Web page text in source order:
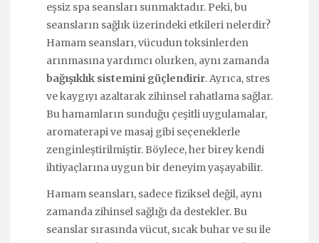
eşsiz spa seansları sunmaktadır. Peki, bu
seansların sağlık üzerindeki etkileri nelerdir?
Hamam seansları, vücudun toksinlerden
arınmasına yardımcı olurken, aynı zamanda
bağışıklık sistemini güçlendirir. Ayrıca, stres
ve kaygıyı azaltarak zihinsel rahatlama sağlar.
Bu hamamların sunduğu çeşitli uygulamalar,
aromaterapi ve masaj gibi seçeneklerle
zenginleştirilmiştir. Böylece, her birey kendi
ihtiyaçlarına uygun bir deneyim yaşayabilir.
Hamam seansları, sadece fiziksel değil, aynı
zamanda zihinsel sağlığı da destekler. Bu
seanslar sırasında vücut, sıcak buhar ve su ile